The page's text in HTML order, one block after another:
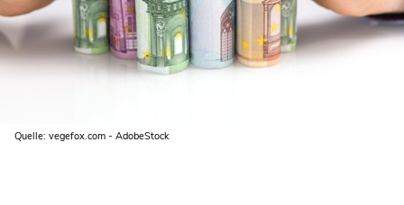
Quelle: vegefox.com - AdobeStock